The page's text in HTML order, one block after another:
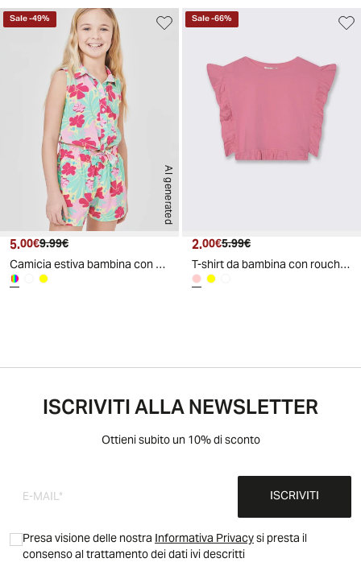
AI generated
Sale-49%
Prezzo attuale
5.00€ Prezzo originale
9.99€
Camicia estiva bambina con fiocco e stampa - Fantasia
Sale-66%
Prezzo attuale
2.00€ Prezzo originale
5.99€
T-shirt da bambina con rouches e arricci - Rosa big bubble
ISCRIVITI ALLA NEWSLETTER
Ottieni subito un 10% di sconto
ISCRIVITI
Presa visione delle nostraInformativa Privacysi presta il
consenso al trattamento dei dati ivi descritti